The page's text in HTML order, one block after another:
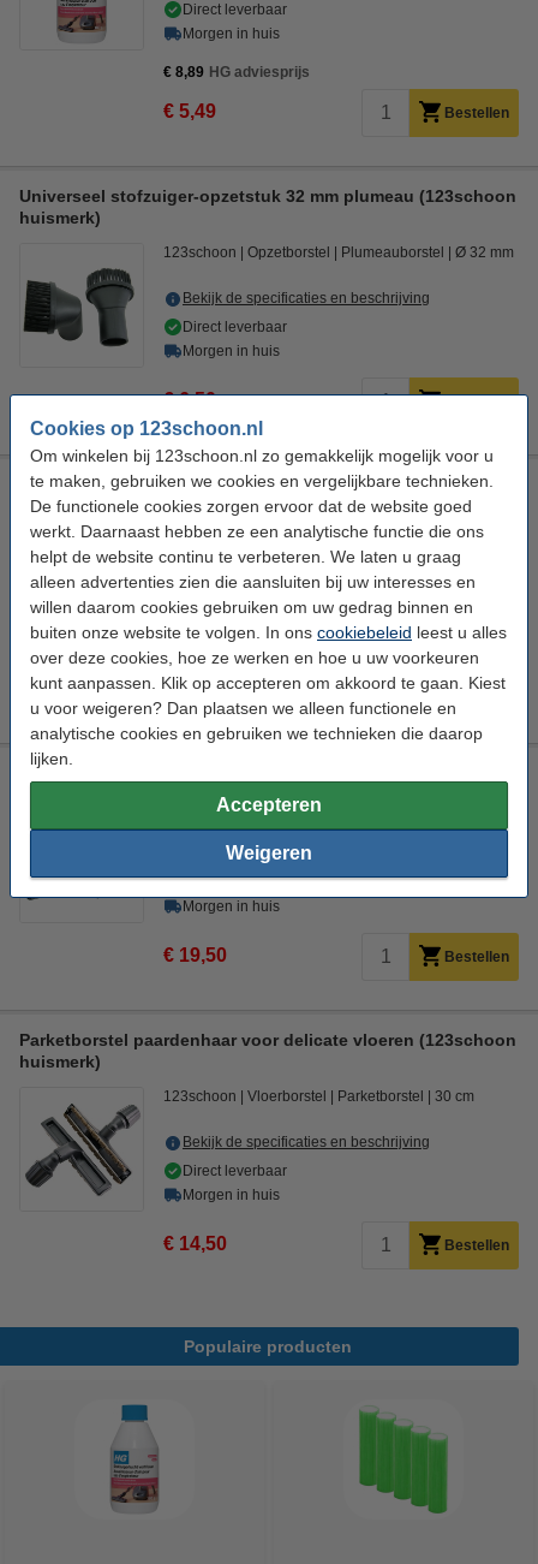
Cookies op 123schoon.nl
Om winkelen bij 123schoon.nl zo gemakkelijk mogelijk voor u
te maken, gebruiken we cookies en vergelijkbare technieken.
De functionele cookies zorgen ervoor dat de website goed
werkt. Daarnaast hebben ze een analytische functie die ons
helpt de website continu te verbeteren. We laten u graag
alleen advertenties zien die aansluiten bij uw interesses en
willen daarom cookies gebruiken om uw gedrag binnen en
buiten onze website te volgen. In ons cookiebeleid leest u alles
over deze cookies, hoe ze werken en hoe u uw voorkeuren
kunt aanpassen. Klik op accepteren om akkoord te gaan. Kiest
u voor weigeren? Dan plaatsen we alleen functionele en
analytische cookies en gebruiken we technieken die daarop
lijken.
Accepteren
Weigeren
Direct leverbaar
Morgen in huis
€ 8,89 HG adviesprijs
€ 5,49 Bestellen
Universeel stofzuiger-opzetstuk 32 mm plumeau (123schoon
huismerk)
123schoon Opzetborstel Plumeauborstel Ø 32 mm
Bekijk de specificaties en beschrijving
Direct leverbaar
Morgen in huis
€ 6,50
Universele combi-zuigmond met wielen (123schoon
huismerk)
123schoon Vloerborstel Combi-zuigmond 26,5 mm
Bekijk de specificaties en beschrijving
Direct leverbaar
Morgen in huis
€ 17,50 Bestellen
Turbo borstel XL voor stofzuiger (123schoon huismerk)
123schoon Vloerborstel
Bekijk de specificaties en beschrijving
Direct leverbaar
Morgen in huis
€ 19,50 Bestellen
Parketborstel paardenhaar voor delicate vloeren (123schoon
huismerk)
123schoon Vloerborstel Parketborstel 30 cm
Bekijk de specificaties en beschrijving
Direct leverbaar
Morgen in huis
€ 14,50 Bestellen
Populaire producten